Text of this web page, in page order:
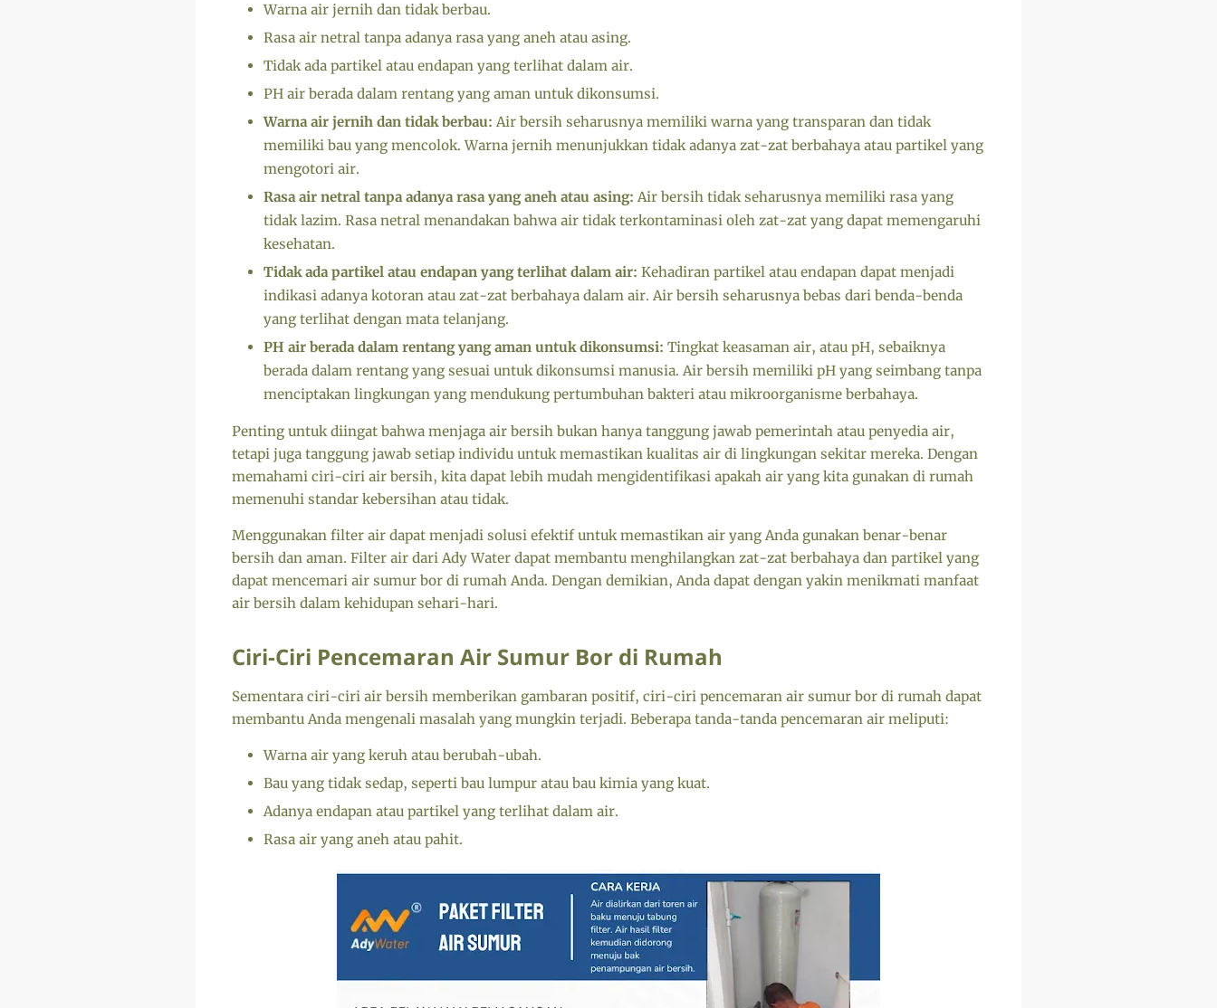
Warna air jernih dan tidak berbau.
Rasa air netral tanpa adanya rasa yang aneh atau asing.
Tidak ada partikel atau endapan yang terlihat dalam air.
PH air berada dalam rentang yang aman untuk dikonsumsi.
Warna air jernih dan tidak berbau: Air bersih seharusnya memiliki warna yang transparan dan tidak
memiliki bau yang mencolok. Warna jernih menunjukkan tidak adanya zat-zat berbahaya atau partikel yang
mengotori air.
Rasa air netral tanpa adanya rasa yang aneh atau asing: Air bersih tidak seharusnya memiliki rasa yang
tidak lazim. Rasa netral menandakan bahwa air tidak terkontaminasi oleh zat-zat yang dapat memengaruhi
kesehatan.
Tidak ada partikel atau endapan yang terlihat dalam air: Kehadiran partikel atau endapan dapat menjadi
indikasi adanya kotoran atau zat-zat berbahaya dalam air. Air bersih seharusnya bebas dari benda-benda
yang terlihat dengan mata telanjang.
PH air berada dalam rentang yang aman untuk dikonsumsi: Tingkat keasaman air, atau pH, sebaiknya
berada dalam rentang yang sesuai untuk dikonsumsi manusia. Air bersih memiliki pH yang seimbang tanpa
menciptakan lingkungan yang mendukung pertumbuhan bakteri atau mikroorganisme berbahaya.
Penting untuk diingat bahwa menjaga air bersih bukan hanya tanggung jawab pemerintah atau penyedia air,
tetapi juga tanggung jawab setiap individu untuk memastikan kualitas air di lingkungan sekitar mereka. Dengan
memahami ciri-ciri air bersih, kita dapat lebih mudah mengidentifikasi apakah air yang kita gunakan di rumah
memenuhi standar kebersihan atau tidak.
Menggunakan filter air dapat menjadi solusi efektif untuk memastikan air yang Anda gunakan benar-benar
bersih dan aman. Filter air dari Ady Water dapat membantu menghilangkan zat-zat berbahaya dan partikel yang
dapat mencemari air sumur bor di rumah Anda. Dengan demikian, Anda dapat dengan yakin menikmati manfaat
air bersih dalam kehidupan sehari-hari.
Ciri-Ciri Pencemaran Air Sumur Bor di Rumah
Sementara ciri-ciri air bersih memberikan gambaran positif, ciri-ciri pencemaran air sumur bor di rumah dapat
membantu Anda mengenali masalah yang mungkin terjadi. Beberapa tanda-tanda pencemaran air meliputi:
Warna air yang keruh atau berubah-ubah.
Bau yang tidak sedap, seperti bau lumpur atau bau kimia yang kuat.
Adanya endapan atau partikel yang terlihat dalam air.
Rasa air yang aneh atau pahit.